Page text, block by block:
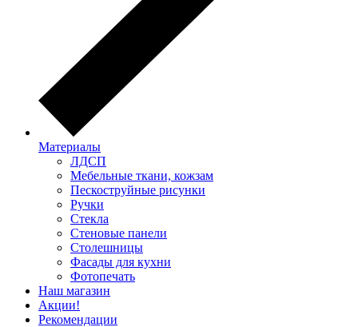
Материалы
ЛДСП
Мебельные ткани, кожзам
Пескоструйные рисунки
Ручки
Стекла
Стеновые панели
Столешницы
Фасады для кухни
Фотопечать
Наш магазин
Акции!
Рекомендации